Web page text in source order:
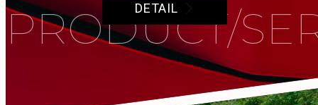
PRODUCT/
DETAIL